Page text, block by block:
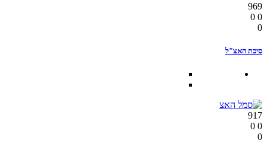
969
0
0
0
סיכת האצ"ל
917
0
0
0